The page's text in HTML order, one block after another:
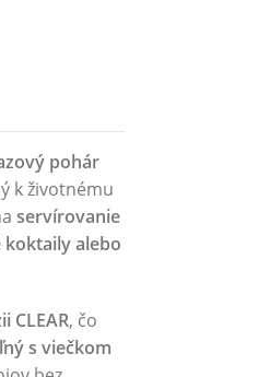
pohár
k životnému
servírovanie
koktaily alebo
CLEAR, čo
s viečkom